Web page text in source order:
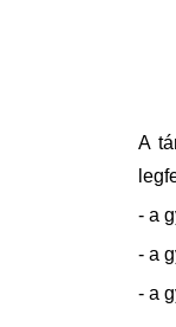
A
- a
- a
- a